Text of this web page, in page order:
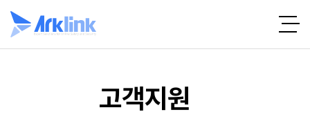
고객지원